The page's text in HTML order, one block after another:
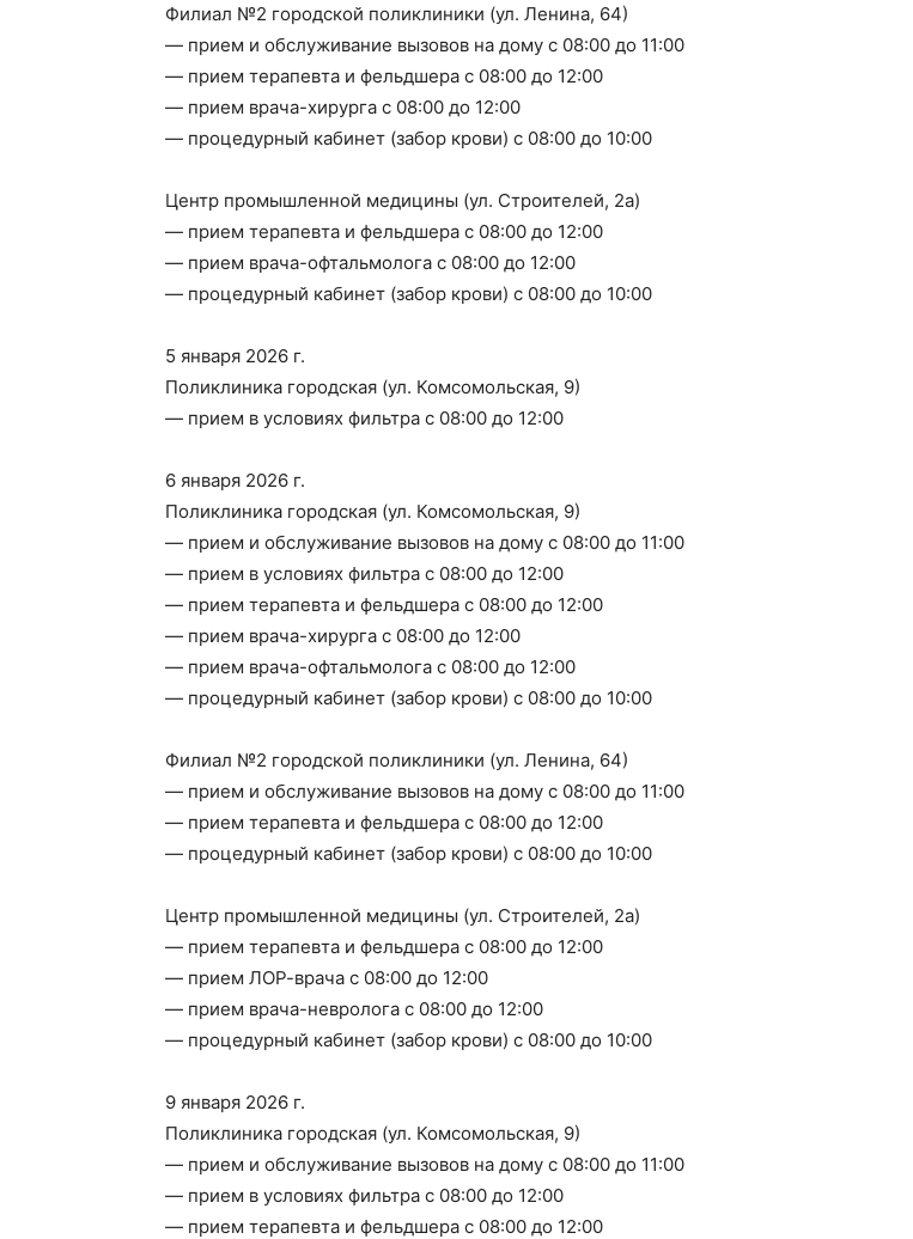
Филиал №2 городской поликлиники (ул. Ленина, 64)
— прием и обслуживание вызовов на дому с 08:00 до 11:00
— прием терапевта и фельдшера с 08:00 до 12:00
— прием врача-хирурга с 08:00 до 12:00
— процедурный кабинет (забор крови) с 08:00 до 10:00
Центр промышленной медицины (ул. Строителей, 2а)
— прием терапевта и фельдшера с 08:00 до 12:00
— прием врача-офтальмолога с 08:00 до 12:00
— процедурный кабинет (забор крови) с 08:00 до 10:00
5 января 2026 г.
Поликлиника городская (ул. Комсомольская, 9)
— прием в условиях фильтра с 08:00 до 12:00
6 января 2026 г.
Поликлиника городская (ул. Комсомольская, 9)
— прием и обслуживание вызовов на дому с 08:00 до 11:00
— прием в условиях фильтра с 08:00 до 12:00
— прием терапевта и фельдшера с 08:00 до 12:00
— прием врача-хирурга с 08:00 до 12:00
— прием врача-офтальмолога с 08:00 до 12:00
— процедурный кабинет (забор крови) с 08:00 до 10:00
Филиал №2 городской поликлиники (ул. Ленина, 64)
— прием и обслуживание вызовов на дому с 08:00 до 11:00
— прием терапевта и фельдшера с 08:00 до 12:00
— процедурный кабинет (забор крови) с 08:00 до 10:00
Центр промышленной медицины (ул. Строителей, 2а)
— прием терапевта и фельдшера с 08:00 до 12:00
— прием ЛОР-врача с 08:00 до 12:00
— прием врача-невролога с 08:00 до 12:00
— процедурный кабинет (забор крови) с 08:00 до 10:00
9 января 2026 г.
Поликлиника городская (ул. Комсомольская, 9)
— прием и обслуживание вызовов на дому с 08:00 до 11:00
— прием в условиях фильтра с 08:00 до 12:00
— прием терапевта и фельдшера с 08:00 до 12:00